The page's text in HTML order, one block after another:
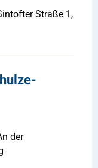
Straße 1,
der